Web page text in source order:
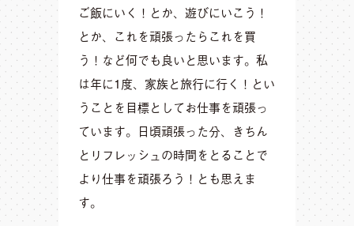
ご飯にいく！とか、遊びにいこう！
とか、これを頑張ったらこれを買
う！など何でも良いと思います。私
は年に1度、家族と旅行に行く！とい
うことを目標としてお仕事を頑張っ
ています。日頃頑張った分、きちん
とリフレッシュの時間をとることで
より仕事を頑張ろう！とも思えま
す。